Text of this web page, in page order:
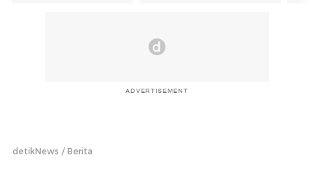
ADVERTISEMENT
detikNews Berita